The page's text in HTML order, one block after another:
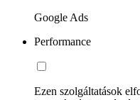
Google Ads
Performance
Ezen szolgáltatások